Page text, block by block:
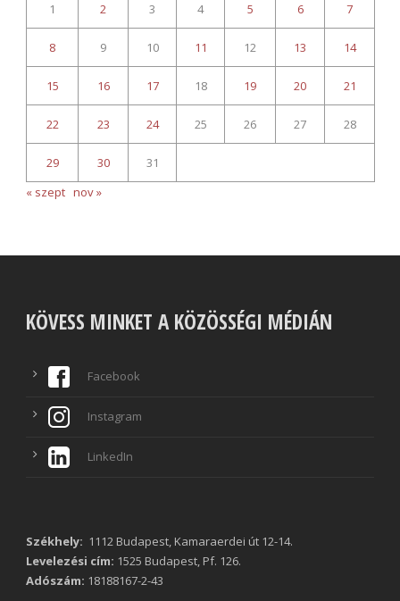
1 2 3 4 5 6 7
8 9 10 11 12 13 14
15 16 17 18 19 20 21
22 23 24 25 26 27 28
29 30
31
« szept nov »
KÖVESS MINKET A KÖZÖSSÉGI MÉDIÁN
Facebook
Instagram
LinkedIn
Székhely: 1112 Budapest, Kamaraerdei út 12-14.
Levelezési cím: 1525 Budapest, Pf. 126.
Adószám: 18188167-2-43